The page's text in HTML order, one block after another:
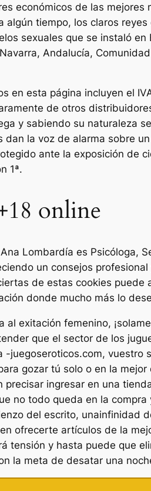
económicos de las mejores
tiempo, los claros
sexuales que se instaló en
Andalucía,
en esta página incluyen el
de otros
y sabiendo su naturaleza
la voz de alarma sobre
ante la exposición de
1ª.
online
Lombardía es Psicóloga,
un consejos profesional
de estas cookies puede
donde mucho más lo
exitación femenino,
que el sector de los
juegoseroticos.com, vuestro
gozar tú solo o en la mejor
ingresar en una
no todo queda en la compra
del escrito, unainfinidad
ofrecerte artículos de la
tensión y hasta puede que
la meta de desatar una